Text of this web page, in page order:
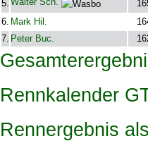
5.
6. Mark Hil.
7. Peter Buc.
Rennkalender
Rennergebnis